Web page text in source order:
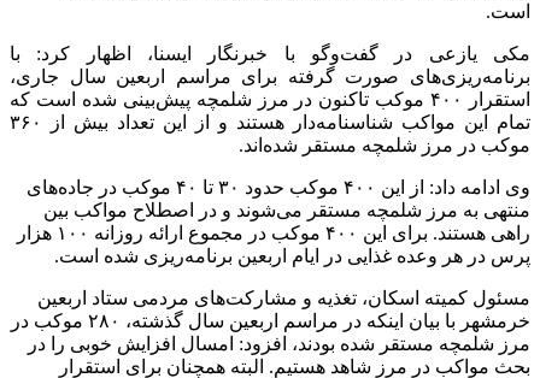
است.
مکی یازعی در گفت‌وگو با خبرنگار ایسنا، اظهار کرد: با
برنامه‌ریزی‌های صورت گرفته برای مراسم اربعین سال جاری،
استقرار ۴۰۰ موکب تاکنون در مرز شلمچه پیش‌بینی شده است که
تمام این مواکب شناسنامه‌دار هستند و از این تعداد بیش از ۳۶۰
موکب در مرز شلمچه مستقر شده‌اند.
وی ادامه داد: از این ۴۰۰ موکب حدود ۳۰ تا ۴۰ موکب در جاده‌های
منتهی به مرز شلمچه مستقر می‌شوند و در اصطلاح مواکب بین
راهی هستند. برای این ۴۰۰ موکب در مجموع ارائه روزانه ۱۰۰ هزار
پرس در هر وعده غذایی در ایام اربعین برنامه‌ریزی شده است.
مسئول کمیته اسکان، تغذیه و مشارکت‌های مردمی ستاد اربعین
خرمشهر با بیان اینکه در مراسم اربعین سال گذشته، ۲۸۰ موکب در
مرز شلمچه مستقر شده بودند، افزود: امسال افزایش خوبی را در
بحث مواکب در مرز شاهد هستیم. البته همچنان برای استقرار